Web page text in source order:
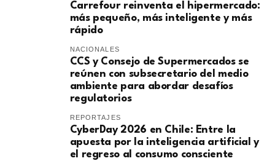
Carrefour reinventa el hipermercado:
más pequeño, más inteligente y más
rápido
NACIONALES
CCS y Consejo de Supermercados se
reúnen con subsecretario del medio
ambiente para abordar desafíos
regulatorios
REPORTAJES
CyberDay 2026 en Chile: Entre la
apuesta por la inteligencia artificial y
el regreso al consumo consciente